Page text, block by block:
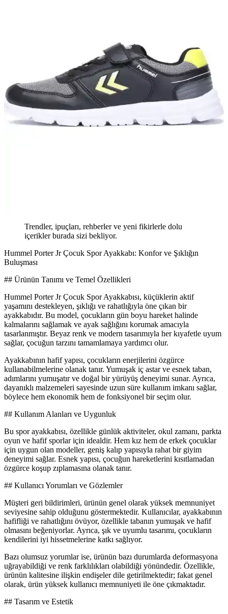
Trendler, ipuçları, rehberler ve yeni fikirlerle dolu
içerikler burada sizi bekliyor.
Hummel Porter Jr Çocuk Spor Ayakkabı: Konfor ve Şıklığın
Buluşması
## Ürünün Tanımı ve Temel Özellikleri
Hummel Porter Jr Çocuk Spor Ayakkabısı, küçüklerin aktif
yaşamını destekleyen, şıklığı ve rahatlığıyla öne çıkan bir
ayakkabıdır. Bu model, çocukların gün boyu hareket halinde
kalmalarını sağlamak ve ayak sağlığını korumak amacıyla
tasarlanmıştır. Beyaz renk ve modern tasarımıyla her kıyafetle uyum
sağlar, çocuğun tarzını tamamlamaya yardımcı olur.
Ayakkabının hafif yapısı, çocukların enerjilerini özgürce
kullanabilmelerine olanak tanır. Yumuşak iç astar ve esnek taban,
adımlarını yumuşatır ve doğal bir yürüyüş deneyimi sunar. Ayrıca,
dayanıklı malzemeleri sayesinde uzun süre kullanım imkanı sağlar,
böylece hem ekonomik hem de fonksiyonel bir seçim olur.
## Kullanım Alanları ve Uygunluk
Bu spor ayakkabısı, özellikle günlük aktiviteler, okul zamanı, parkta
oyun ve hafif sporlar için idealdir. Hem kız hem de erkek çocuklar
için uygun olan modeller, geniş kalıp yapısıyla rahat bir giyim
deneyimi sağlar. Esnek yapısı, çocuğun hareketlerini kısıtlamadan
özgürce koşup zıplamasına olanak tanır.
## Kullanıcı Yorumları ve Gözlemler
Müşteri geri bildirimleri, ürünün genel olarak yüksek memnuniyet
seviyesine sahip olduğunu göstermektedir. Kullanıcılar, ayakkabının
hafifliği ve rahatlığını övüyor, özellikle tabanın yumuşak ve hafif
olmasını beğeniyorlar. Ayrıca, şık ve uyumlu tasarımı, çocukların
kendilerini iyi hissetmelerine katkı sağlıyor.
Bazı olumsuz yorumlar ise, ürünün bazı durumlarda deformasyona
uğrayabildiği ve renk farklılıkları olabildiği yönündedir. Özellikle,
ürünün kalitesine ilişkin endişeler dile getirilmektedir; fakat genel
olarak, ürün yüksek kullanıcı memnuniyeti ile öne çıkmaktadır.
## Tasarım ve Estetik